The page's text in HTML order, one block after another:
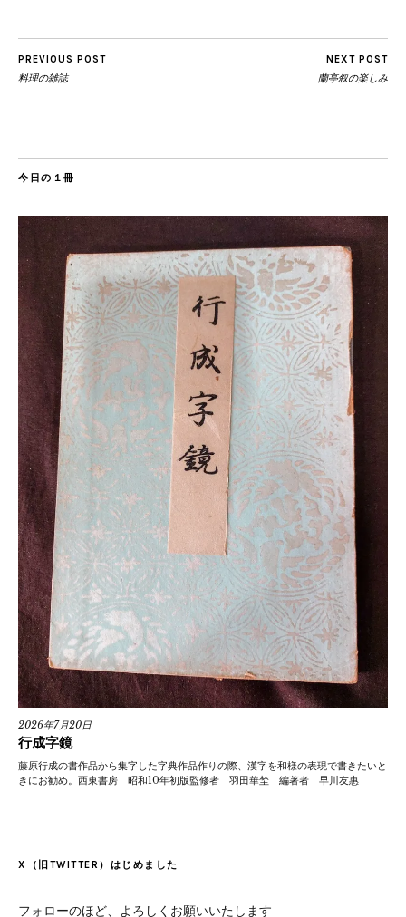
PREVIOUS POST
料理の雑誌
NEXT POST
蘭亭叙の楽しみ
今日の１冊
2026年7月20日
行成字鏡
藤原行成の書作品から集字した字典作品作りの際、漢字を和様の表現で書きたいと
きにお勧め。西東書房 昭和10年初版監修者 羽田華埜 編著者 早川友惠
X（旧TWITTER）はじめました
フォローのほど、よろしくお願いいたします